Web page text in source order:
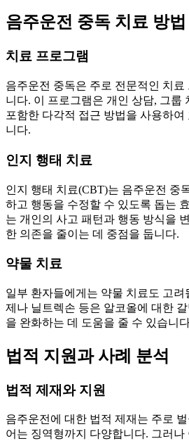
음주운전 중독 치료 방법
치료 프로그램
음주운전 중독은 주로 전문적인 치료
니다. 이 프로그램은 개인 상담, 그룹
포함한 다각적 접근 방법을 사용하
니다.
인지 행태 치료
인지 행태 치료(CBT)는 음주운전 중
하고 행동을 수정할 수 있도록 돕는
는 개인의 사고 패턴과 행동 방식을
한 의존을 줄이는 데 중점을 둡니다.
약물 치료
일부 환자들에게는 약물 치료도 고
제나 닐트렉손 등은 알코올에 대한
을 완화하는 데 도움을 줄 수 있습니
법적 지원과 사례 분석
법적 제재와 지원
음주운전에 대한 법적 제재는 주로
어는 징역형까지 다양합니다. 그러나